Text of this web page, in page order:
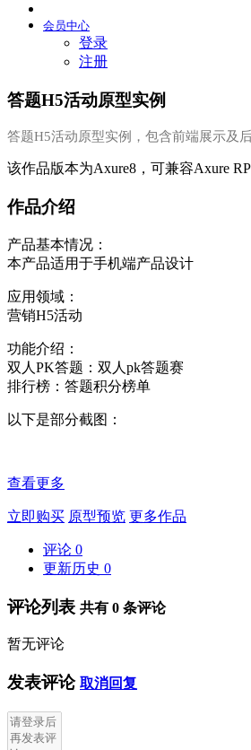
会员中心
登录
注册
答题H5活动原型实例
答题H5活动原型实例，包含前端展示及
该作品版本为Axure8，可兼容Axure RP
作品介绍
产品基本情况：
本产品适用于手机端产品设计
应用领域：
营销H5活动
功能介绍：
双人PK答题：双人pk答题赛
排行榜：答题积分榜单
以下是部分截图：
查看更多
立即购买 原型预览 更多作品
评论 0
更新历史 0
评论列表 共有 0 条评论
暂无评论
发表评论 取消回复